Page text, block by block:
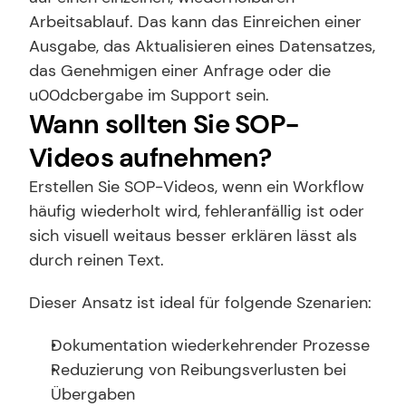
Arbeitsablauf. Das kann das Einreichen einer
Ausgabe, das Aktualisieren eines Datensatzes,
das Genehmigen einer Anfrage oder die
u00dcbergabe im Support sein.
Wann sollten Sie SOP-
Videos aufnehmen?
Erstellen Sie SOP-Videos, wenn ein Workflow
häufig wiederholt wird, fehleranfällig ist oder
sich visuell weitaus besser erklären lässt als
durch reinen Text.
Dieser Ansatz ist ideal für folgende Szenarien:
Dokumentation wiederkehrender Prozesse
Reduzierung von Reibungsverlusten bei
Übergaben